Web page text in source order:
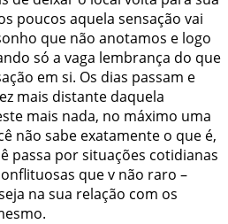
poucos aquela sensação vai
que não anotamos e logo
só a vaga lembrança do que
em si. Os dias passam e
mais distante daquela
mais nada, no máximo uma
não sabe exatamente o que é,
passa por situações cotidianas
que v não raro –
na sua relação com os